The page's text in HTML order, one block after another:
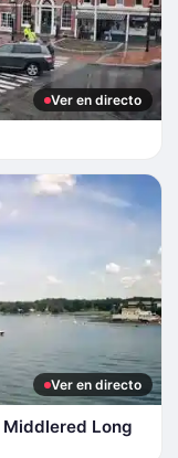
Ver en directo
Ver en directo
Middlered Long